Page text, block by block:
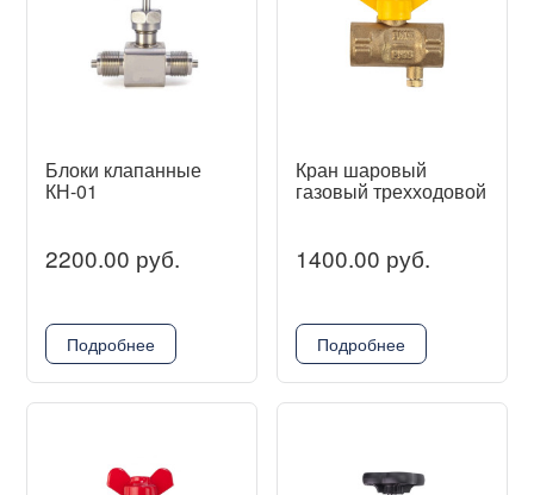
Блоки клапанные
КН-01
2200.00 руб.
Подробнее
Кран шаровый
газовый трехходовой
1400.00 руб.
Подробнее